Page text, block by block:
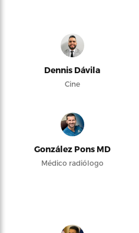
Dennis Dávila
Cine
González Pons MD
Médico radiólogo